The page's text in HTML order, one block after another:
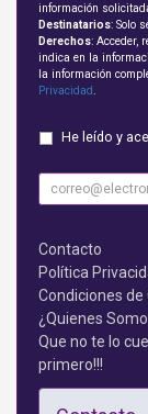
información
Destinatarios: Solo
Derechos: Acceder,
indica en la
la información
Privacidad
He leído y
Contacto
Política
Condiciones de
¿Quienes
Que no te lo
primero!!!